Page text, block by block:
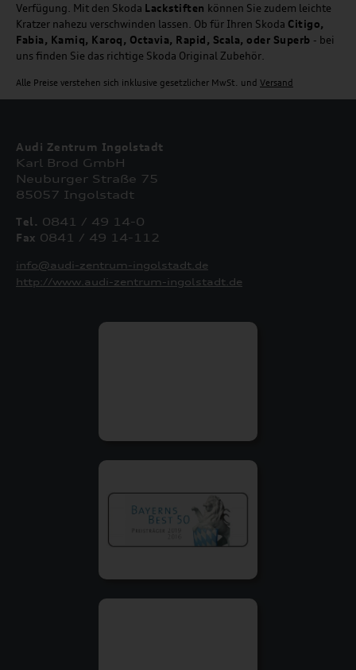
Verfügung. Mit den Skoda Lackstiften können Sie zudem leichte
Kratzer nahezu verschwinden lassen. Ob für Ihren Skoda Citigo,
Fabia, Kamiq, Karoq, Octavia, Rapid, Scala, oder Superb - bei
uns finden Sie das richtige Skoda Original Zubehör.
Alle Preise verstehen sich inklusive gesetzlicher MwSt. und Versand
Audi Zentrum Ingolstadt
Karl Brod GmbH
Neuburger Straße 75
85057 Ingolstadt
Tel. 0841 / 49 14-0
Fax 0841 / 49 14-112
info@audi-zentrum-ingolstadt.de
http://www.audi-zentrum-ingolstadt.de